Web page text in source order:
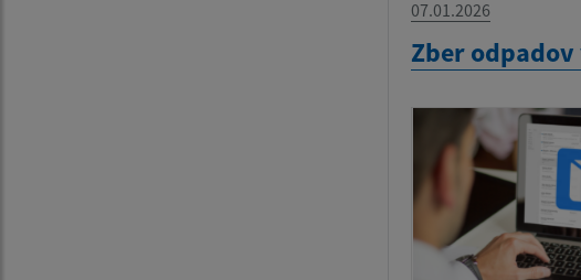
07.01.2026
Zber